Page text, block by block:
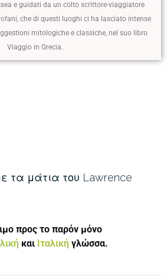
e guidati da un colto scrittore-viaggiatore
che di questi luoghi ci ha lasciato intense
mitologiche e classiche, nel suo libro
Viaggio in Grecia.
τα μάτια του Lawrence
προς το παρόν μόνο
και Ιταλική γλώσσα.